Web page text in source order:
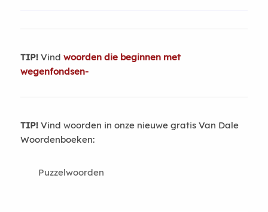
TIP!Vind woorden die beginnen met
wegenfondsen-
TIP!Vind woorden in onze nieuwe gratis Van Dale
Woordenboeken:
Puzzelwoorden